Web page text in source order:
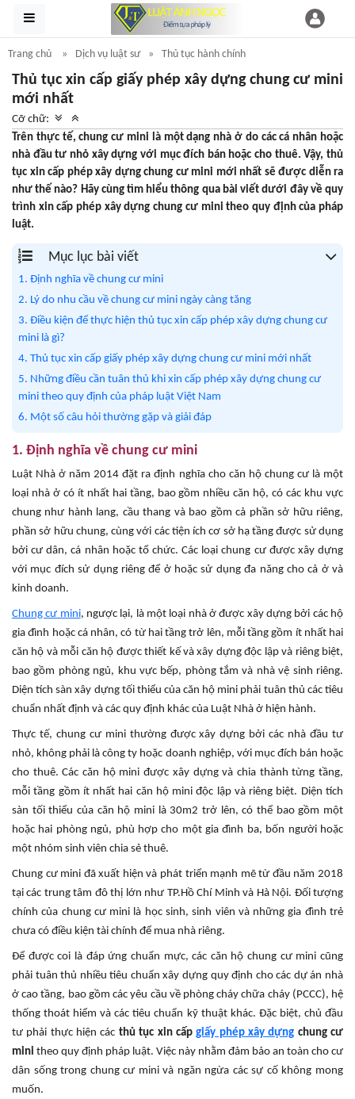
Trang chủ Dịch vụ luật sư Thủ tục hành chính
Thủ tục xin cấp giấy phép xây dựng chung cư mini
mới nhất
Cỡ chữ:
Trên thực tế, chung cư mini là một dạng nhà ở do các cá nhân hoặc
nhà đầu tư nhỏ xây dựng với mục đích bán hoặc cho thuê. Vậy, thủ
tục xin cấp phép xây dựng chung cư mini mới nhất sẽ được diễn ra
như thế nào? Hãy cùng tìm hiểu thông qua bài viết dưới đây về quy
trình xin cấp phép xây dựng chung cư mini theo quy định của pháp
luật.
Mục lục bài viết
1. Định nghĩa về chung cư mini
2. Lý do nhu cầu về chung cư mini ngày càng tăng
3. Điều kiện để thực hiện thủ tục xin cấp phép xây dựng chung cư
mini là gì?
4. Thủ tục xin cấp giấy phép xây dựng chung cư mini mới nhất
5. Những điều cần tuân thủ khi xin cấp phép xây dựng chung cư
mini theo quy định của pháp luật Việt Nam
6. Một số câu hỏi thường gặp và giải đáp
1. Định nghĩa về chung cư mini
Luật Nhà ở năm 2014 đặt ra định nghĩa cho căn hộ chung cư là một
loại nhà ở có ít nhất hai tầng, bao gồm nhiều căn hộ, có các khu vực
chung như hành lang, cầu thang và bao gồm cả phần sở hữu riêng,
phần sở hữu chung, cùng với các tiện ích cơ sở hạ tầng được sử dụng
bởi cư dân, cá nhân hoặc tổ chức. Các loại chung cư được xây dựng
với mục đích sử dụng riêng để ở hoặc sử dụng đa năng cho cả ở và
kinh doanh.
Chung cư mini, ngược lại, là một loại nhà ở được xây dựng bởi các hộ
gia đình hoặc cá nhân, có từ hai tầng trở lên, mỗi tầng gồm ít nhất hai
căn hộ và mỗi căn hộ được thiết kế và xây dựng độc lập và riêng biệt,
bao gồm phòng ngủ, khu vực bếp, phòng tắm và nhà vệ sinh riêng.
Diện tích sàn xây dựng tối thiểu của căn hộ mini phải tuân thủ các tiêu
chuẩn nhất định và các quy định khác của Luật Nhà ở hiện hành.
Thực tế, chung cư mini thường được xây dựng bởi các nhà đầu tư
nhỏ, không phải là công ty hoặc doanh nghiệp, với mục đích bán hoặc
cho thuê. Các căn hộ mini được xây dựng và chia thành từng tầng,
mỗi tầng gồm ít nhất hai căn hộ mini độc lập và riêng biệt. Diện tích
sàn tối thiểu của căn hộ mini là 30m2 trở lên, có thể bao gồm một
hoặc hai phòng ngủ, phù hợp cho một gia đình ba, bốn người hoặc
một nhóm sinh viên chia sẻ thuê.
Chung cư mini đã xuất hiện và phát triển mạnh mẽ từ đầu năm 2018
tại các trung tâm đô thị lớn như TP.Hồ Chí Minh và Hà Nội. Đối tượng
chính của chung cư mini là học sinh, sinh viên và những gia đình trẻ
chưa có điều kiện tài chính để mua nhà riêng.
Để được coi là đáp ứng chuẩn mực, các căn hộ chung cư mini cũng
phải tuân thủ nhiều tiêu chuẩn xây dựng quy định cho các dự án nhà
ở cao tầng, bao gồm các yêu cầu về phòng cháy chữa cháy (PCCC), hệ
thống thoát hiểm và các tiêu chuẩn kỹ thuật khác. Đặc biệt, chủ đầu
tư phải thực hiện các thủ tục xin cấpgiấy phép xây dựng chung cư
mini theo quy định pháp luật. Việc này nhằm đảm bảo an toàn cho cư
dân sống trong chung cư mini và ngăn ngừa các sự cố không mong
muốn.